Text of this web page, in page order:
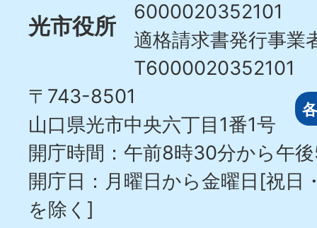
光市役所
6000020352101
適格請求書発行事業
T6000020352101
〒743-8501
山口県光市中央六丁目1番1号
開庁時間：午前8時30分から午
開庁日：月曜日から金曜日[祝日
を除く]